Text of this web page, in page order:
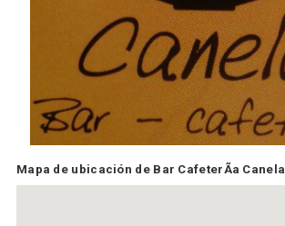
Mapa de ubicación de Bar CafeterÃ­a Canela